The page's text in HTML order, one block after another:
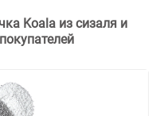
Koala из сизаля и